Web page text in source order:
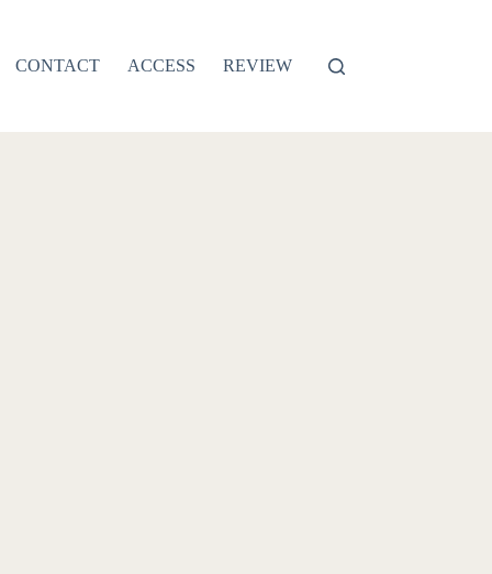
CONTACT ACCESS REVIEW